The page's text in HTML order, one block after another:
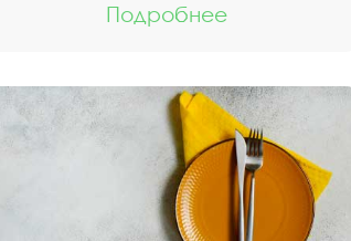
Подробнее